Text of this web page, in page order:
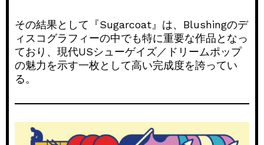
その結果として『Sugarcoat』は、Blushingのデ
ィスコグラフィーの中でも特に重要な作品となっ
ており、現代USシューゲイズ／ドリームポップ
の魅力を示す一枚として高い完成度を誇ってい
る。